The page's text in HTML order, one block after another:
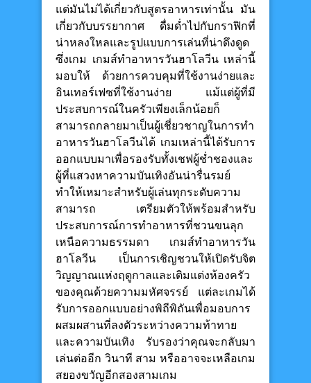
แต่มันไม่ได้เกี่ยวกับสูตรอาหารเท่านั้น มัน
เกี่ยวกับบรรยากาศ ดื่มด่ำไปกับกราฟิกที่
น่าหลงใหลและรูปแบบการเล่นที่น่าดึงดูด
ซึ่งเกม เกมส์ทำอาหารวันฮาโลวีน เหล่านี้
มอบให้ ด้วยการควบคุมที่ใช้งานง่ายและ
อินเทอร์เฟซที่ใช้งานง่าย แม้แต่ผู้ที่มี
ประสบการณ์ในครัวเพียงเล็กน้อยก็
สามารถกลายมาเป็นผู้เชี่ยวชาญในการทำ
อาหารวันฮาโลวีนได้ เกมเหล่านี้ได้รับการ
ออกแบบมาเพื่อรองรับทั้งเชฟผู้ช่ำชองและ
ผู้ที่แสวงหาความบันเทิงอันน่ารื่นรมย์
ทำให้เหมาะสำหรับผู้เล่นทุกระดับความ
สามารถ เตรียมตัวให้พร้อมสำหรับ
ประสบการณ์การทำอาหารที่ชวนขนลุก
เหนือความธรรมดา เกมส์ทำอาหารวัน
ฮาโลวีน เป็นการเชิญชวนให้เปิดรับจิต
วิญญาณแห่งฤดูกาลและเติมแต่งห้องครัว
ของคุณด้วยความมหัศจรรย์ แต่ละเกมได้
รับการออกแบบอย่างพิถีพิถันเพื่อมอบการ
ผสมผสานที่ลงตัวระหว่างความท้าทาย
และความบันเทิง รับรองว่าคุณจะกลับมา
เล่นต่ออีก วินาที สาม หรืออาจจะเหลือเกม
สยองขวัญอีกสองสามเกม